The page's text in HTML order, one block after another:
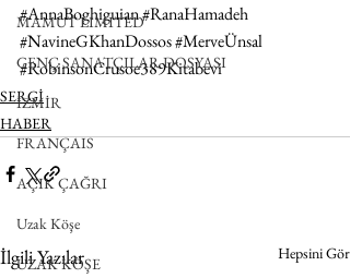
MAMUT LIMITED
GENÇ SANATÇILAR DOSYASI
İZMİR
FRANÇAIS
AÇIK ÇAĞRI
Uzak Köşe
UZAK KÖŞE
#AnnaBoghiguian#RanaHamadeh
#NavineGKhanDossos#MerveÜnsal
#RobinsonCrusoe389Kitabevi
SERGİ
HABER
İlgili Yazılar Hepsini Gör